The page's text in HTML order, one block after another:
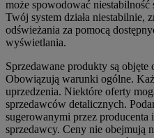
może spowodować niestabilność
Twój system działa niestabilnie,
odświeżania za pomocą
wyświetlania.
Sprzedawane produkty są objęte
Obowiązują warunki ogólne.
uprzedzenia. Niektóre oferty
sprzedawców detalicznych.
sugerowanymi przez producenta
sprzedawcy. Ceny nie obejmują